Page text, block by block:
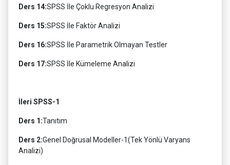
Ders 14:SPSS İle Çoklu Regresyon Analizi
Ders 15:SPSS İle Faktör Analizi
Ders 16:SPSS İle Parametrik Olmayan Testler
Ders 17:SPSS İle Kümeleme Analizi
İleri SPSS-1
Ders 1:Tanıtım
Ders 2:Genel Doğrusal Modeller-1(Tek Yönlü Varyans
Analizi)